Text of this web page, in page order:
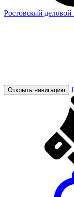
Ростовский деловой
Открыть навигацию